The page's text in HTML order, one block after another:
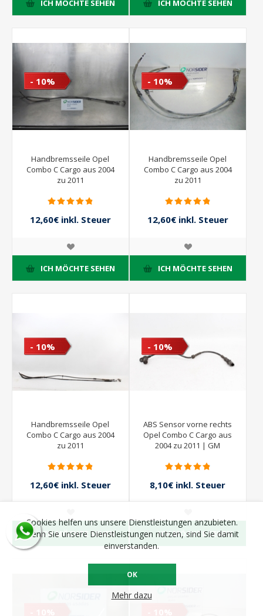
ICH MÖCHTE SEHEN ICH MÖCHTE SEHEN
- 10%
Handbremsseile Opel
Combo C Cargo aus 2004
zu 2011
12,60€ inkl. Steuer
ICH MÖCHTE SEHEN
- 10%
Handbremsseile Opel
Combo C Cargo aus 2004
zu 2011
12,60€ inkl. Steuer
ICH MÖCHTE SEHEN
- 10%
Handbremsseile Opel
Combo C Cargo aus 2004
zu 2011
12,60€ inkl. Steuer
ICH MÖCHTE SEHEN
- 10%
ABS Sensor vorne rechts
Opel Combo C Cargo aus
2004 zu 2011 | GM
8,10€ inkl. Steuer
ICH MÖCHTE SEHEN
Cookies helfen uns unsere Dienstleistungen anzubieten.
Wenn Sie unsere Dienstleistungen nutzen, sind Sie damit
einverstanden.
OK
Mehr dazu